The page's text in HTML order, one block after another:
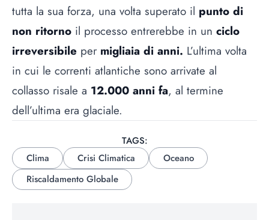
tutta la sua forza, una volta superato il punto di
non ritorno il processo entrerebbe in un ciclo
irreversibile per migliaia di anni. L’ultima volta
in cui le correnti atlantiche sono arrivate al
collasso risale a 12.000 anni fa, al termine
dell’ultima era glaciale.
TAGS:
Clima
Crisi Climatica
Oceano
Riscaldamento Globale